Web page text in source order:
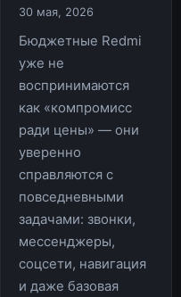
30 мая, 2026
Бюджетные Redmi
уже не
воспринимаются
как «компромисс
ради цены» — они
уверенно
справляются с
повседневными
задачами: звонки,
мессенджеры,
соцсети, навигация
и даже базовая